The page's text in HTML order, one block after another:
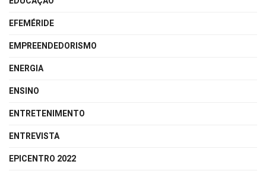
EFEMÉRIDE
EMPREENDEDORISMO
ENERGIA
ENSINO
ENTRETENIMENTO
ENTREVISTA
EPICENTRO 2022